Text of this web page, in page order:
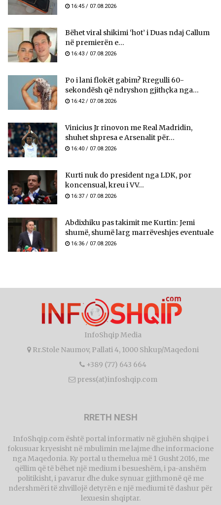
16:45 / 07.08.2026
Bëhet viral shikimi ‘hot’ i Duas ndaj Callum
në premierën e...
16:43 / 07.08.2026
Po i lani flokët gabim? Rregulli 60-
sekondësh që ndryshon gjithçka nga...
16:42 / 07.08.2026
Vinicius Jr rinovon me Real Madridin,
shuhet shpresa e Arsenalit për...
16:40 / 07.08.2026
Kurti nuk do president nga LDK, por
koncensual, kreu i VV...
16:37 / 07.08.2026
Abdixhiku pas takimit me Kurtin: Jemi
shumë, shumë larg marrëveshjes eventuale
16:36 / 07.08.2026
InfoShqip Media
Rr.Stole Naumov, Pallati 4, 1000 Shkup/Maqedoni
+389 (77) 643 664
press(at)infoshqip.com
RRETH NESH
InfoShqip.com është portal informativ në gjuhën shqipe i
fokusuar kryesisht në mbulimin me lajme dhe informacione
nga Maqedonia. Ky portal u themelua më 1 Gusht 2016, me
qëllim që të bëhet një medium i besueshëm, i pa-anshëm
politikisht, i pavarur dhe duke synuar gjithmonë që me
ndershmëri të zhvillojë detyrën e një mediumi të dashur për
lexuesin shqiptar.